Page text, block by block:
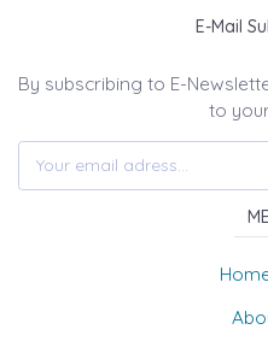
E-Mail
By subscribing to E-
to